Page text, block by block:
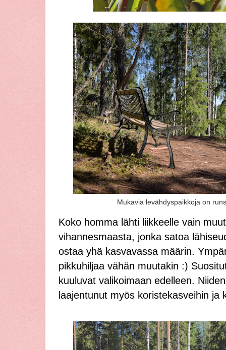
Mukavia levähdyspaikkoja on
Koko homma lähti liikkeelle vain
vihannesmaasta, jonka satoa
ostaa yhä kasvavassa määrin.
pikkuhiljaa vähän muutakin :)
kuuluvat valikoimaan edelleen.
laajentunut myös koristekasveihin ja